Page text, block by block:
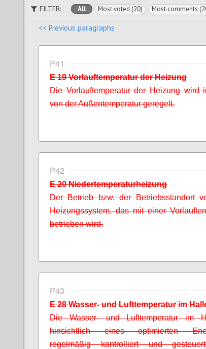
FILTER: All Most voted (20) Most comments
<< Previous paragraphs
P41
E 19 Vorlauftemperatur der Heizung
Die Vorlauftemperatur der Heizung wird
von der Außentemperatur geregelt.
P42
E 20 Niedertemperaturheizung
Der Betrieb bzw. der Betriebsstandort
Heizungssystem, das mit einer
betrieben wird.
P43
E 28 Wasser- und Lufttemperatur im
Die Wasser- und Lufttemperatur im
hinsichtlich eines optimierten
regelmäßigkontrolliert und